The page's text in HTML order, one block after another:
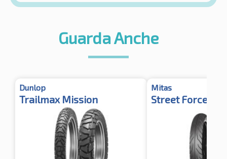
Guarda Anche
Dunlop
Trailmax Mission
Mitas
Street Force TT